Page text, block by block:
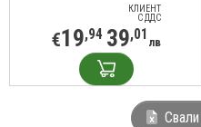
КЛИЕНТ
С ДДС
€19,94 39,01 лв